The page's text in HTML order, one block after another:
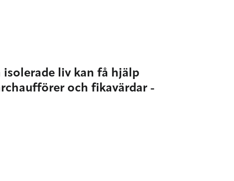
liv kan få hjälp
och fikavärdar -